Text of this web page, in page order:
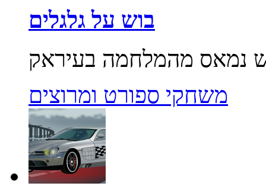
בוש על גלגלים
משחקי ספורט ומרוצים